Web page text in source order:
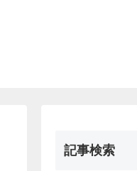
記事検索